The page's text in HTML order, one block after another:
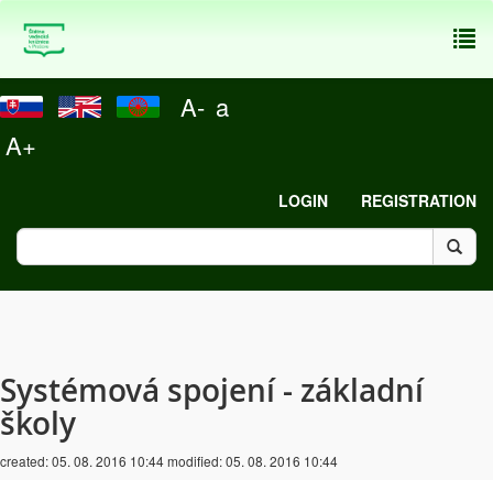
A- a
A+
LOGIN REGISTRATION
Systémová spojení - základní
školy
created:05. 08. 2016 10:44modified:05. 08. 2016 10:44